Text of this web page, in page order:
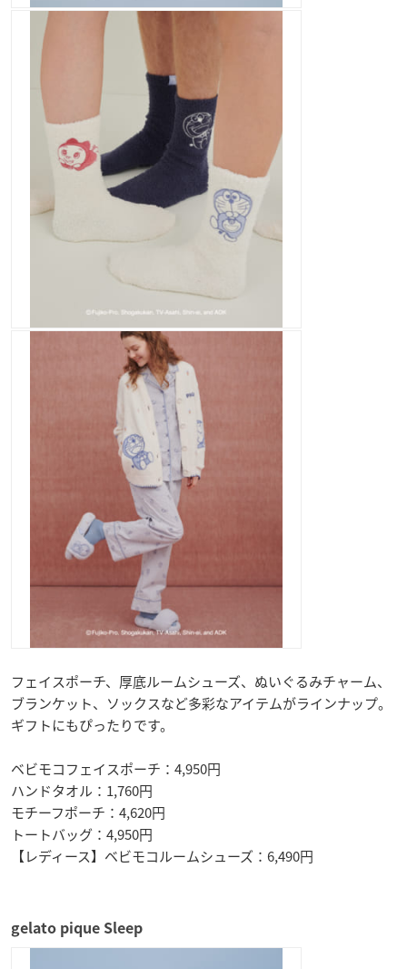
フェイスポーチ、厚底ルームシューズ、ぬいぐるみチャーム、
ブランケット、ソックスなど多彩なアイテムがラインナップ。
ギフトにもぴったりです。
ベビモコフェイスポーチ：4,950円
ハンドタオル：1,760円
モチーフポーチ：4,620円
トートバッグ：4,950円
【レディース】ベビモコルームシューズ：6,490円
gelato pique Sleep